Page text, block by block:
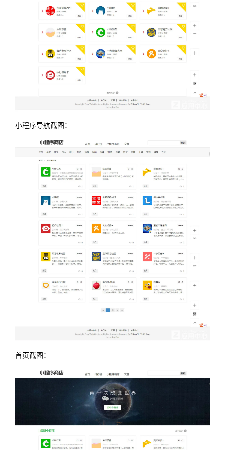
小程序导航截图：
首页截图：